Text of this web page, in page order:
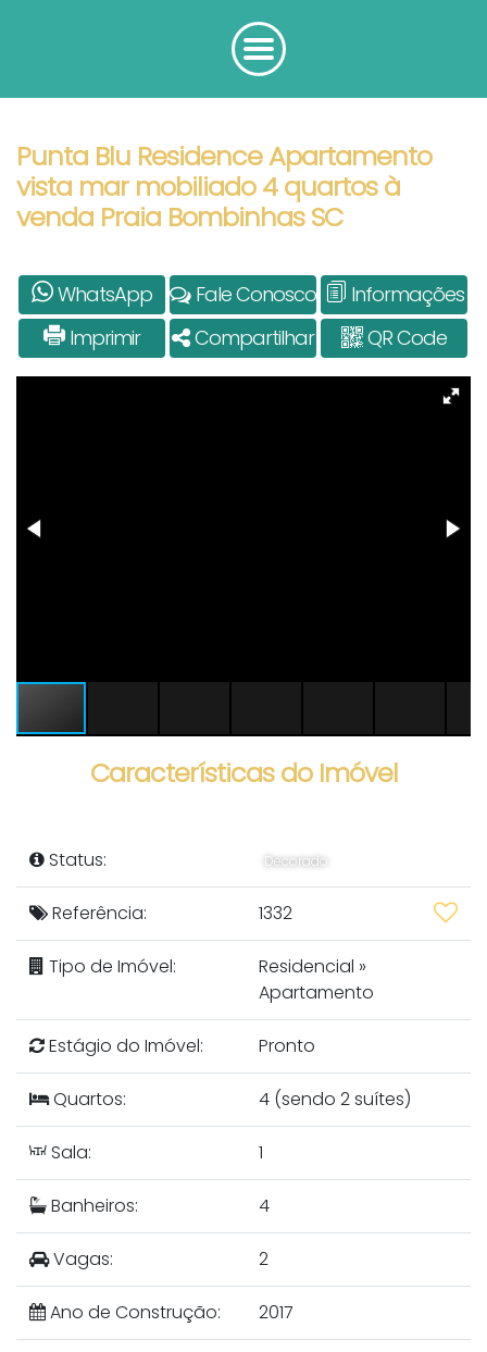
Punta Blu Residence Apartamento
vista mar mobiliado 4 quartos à
venda Praia Bombinhas SC
WhatsApp Fale Conosco
Informações
Imprimir
Compartilhar QR Code
Características do Imóvel
Status: Decorado
Referência: 1332
Tipo de Imóvel: Residencial »
Apartamento
Estágio do Imóvel: Pronto
Quartos: 4 (sendo 2 suítes)
Sala: 1
Banheiros: 4
Vagas: 2
Ano de Construção: 2017